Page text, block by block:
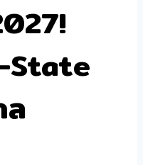
State
ล